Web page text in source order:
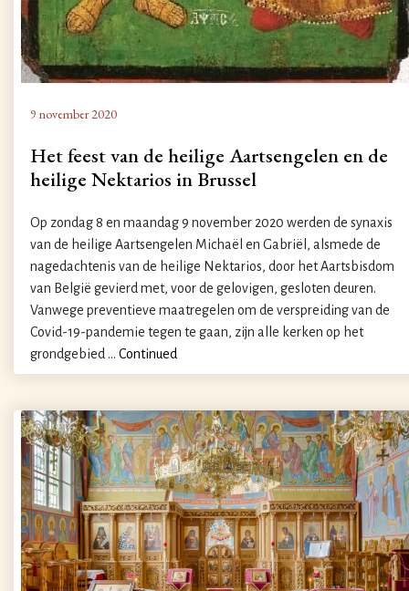
9 november 2020
Het feest van de heilige Aartsengelen en de
heilige Nektarios in Brussel
Op zondag 8 en maandag 9 november 2020 werden de synaxis
van de heilige Aartsengelen Michaël en Gabriël, alsmede de
nagedachtenis van de heilige Nektarios, door het Aartsbisdom
van België gevierd met, voor de gelovigen, gesloten deuren.
Vanwege preventieve maatregelen om de verspreiding van de
Covid-19-pandemie tegen te gaan, zijn alle kerken op het
grondgebied … Continued